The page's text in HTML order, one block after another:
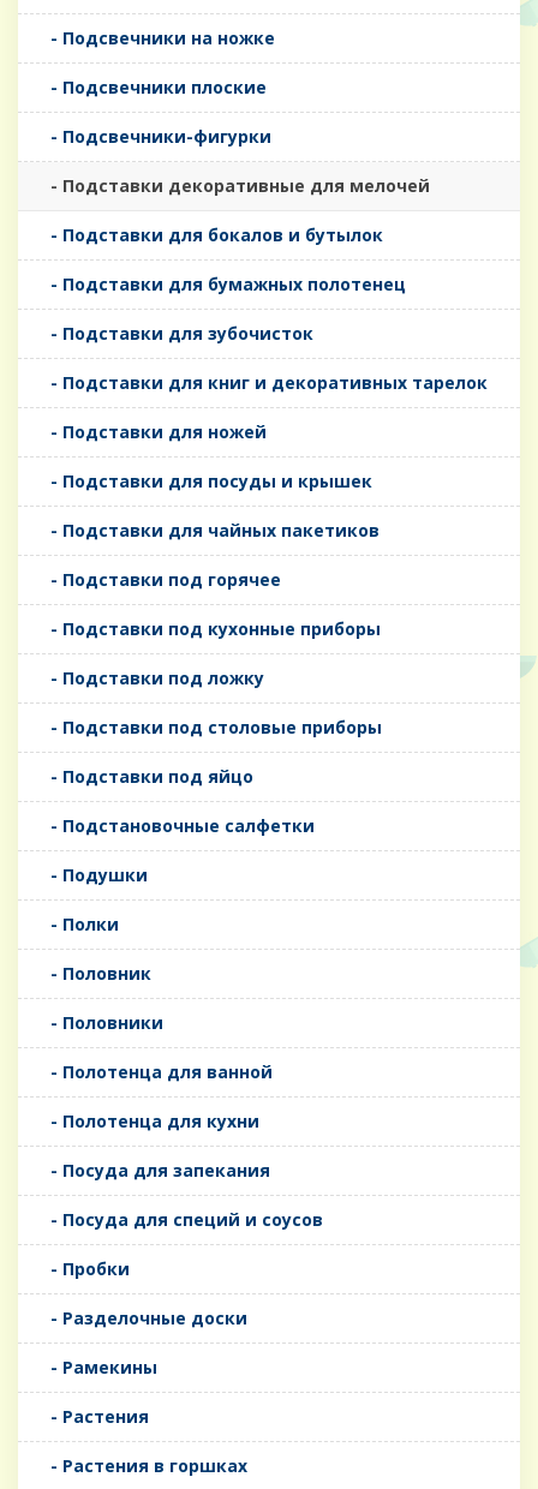
- Подсвечники на ножке
- Подсвечники плоские
- Подсвечники-фигурки
- Подставки декоративные для мелочей
- Подставки для бокалов и бутылок
- Подставки для бумажных полотенец
- Подставки для зубочисток
- Подставки для книг и декоративных тарелок
- Подставки для ножей
- Подставки для посуды и крышек
- Подставки для чайных пакетиков
- Подставки под горячее
- Подставки под кухонные приборы
- Подставки под ложку
- Подставки под столовые приборы
- Подставки под яйцо
- Подстановочные салфетки
- Подушки
- Полки
- Половник
- Половники
- Полотенца для ванной
- Полотенца для кухни
- Посуда для запекания
- Посуда для специй и соусов
- Пробки
- Разделочные доски
- Рамекины
- Растения
- Растения в горшках